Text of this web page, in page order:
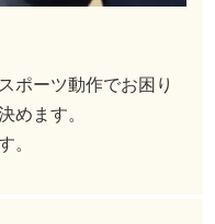
ポーツ動作でお困り
めます。
。